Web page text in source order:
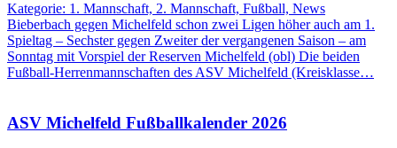
Kategorie: 1. Mannschaft, 2. Mannschaft, Fußball, News
Bieberbach gegen Michelfeld schon zwei Ligen höher auch am 1.
Spieltag – Sechster gegen Zweiter der vergangenen Saison – am
Sonntag mit Vorspiel der Reserven Michelfeld (obl) Die beiden
Fußball-Herrenmannschaften des ASV Michelfeld (Kreisklasse…
ASV Michelfeld Fußballkalender 2026